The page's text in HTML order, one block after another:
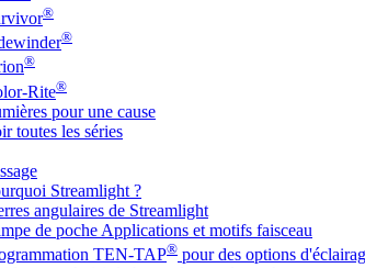
®
®
®
Rite®
pour une cause
toutes les séries
Streamlight ?
angulaires de Streamlight
de poche Applications et motifs faisceau
TEN-TAP® pour des options